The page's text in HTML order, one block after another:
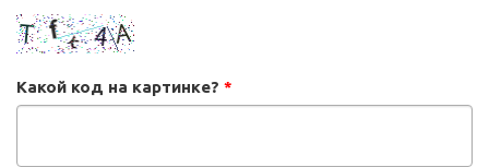
Какой код на картинке? *